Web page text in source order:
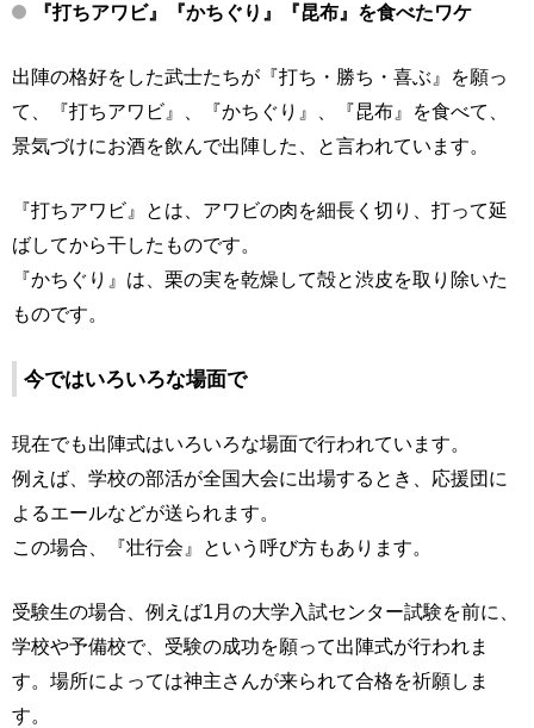
『打ちアワビ』『かちぐり』『昆布』を食べたワケ
出陣の格好をした武士たちが『打ち・勝ち・喜ぶ』を願っ
て、『打ちアワビ』、『かちぐり』、『昆布』を食べて、
景気づけにお酒を飲んで出陣した、と言われています。
『打ちアワビ』とは、アワビの肉を細長く切り、打って延
ばしてから干したものです。
『かちぐり』は、栗の実を乾燥して殻と渋皮を取り除いた
ものです。
今ではいろいろな場面で
現在でも出陣式はいろいろな場面で行われています。
例えば、学校の部活が全国大会に出場するとき、応援団に
よるエールなどが送られます。
この場合、『壮行会』という呼び方もあります。
受験生の場合、例えば1月の大学入試センター試験を前に、
学校や予備校で、受験の成功を願って出陣式が行われま
す。場所によっては神主さんが来られて合格を祈願しま
す。